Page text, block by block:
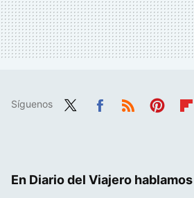
Síguenos
En Diario del Viajero